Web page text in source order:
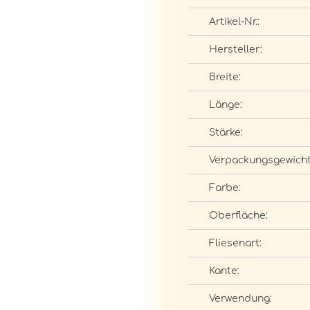
Artikel-Nr.:
Hersteller:
Breite:
Länge:
Stärke:
Farbe:
Oberfläche:
Fliesenart:
Kante:
Verwendung: